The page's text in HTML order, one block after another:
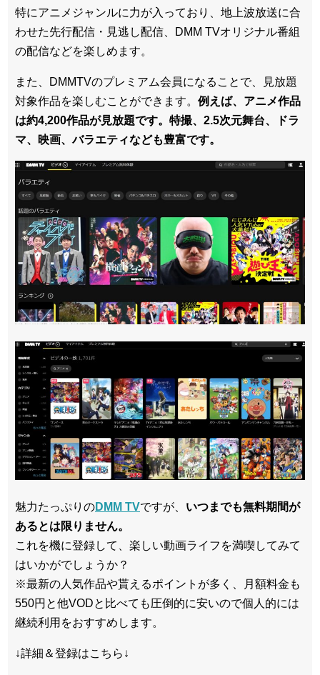
特にアニメジャンルに力が入っており、地上波放送に合
わせた先行配信・見逃し配信、DMM TVオリジナル番組
の配信などを楽しめます。
また、DMMTVのプレミアム会員になることで、見放題
対象作品を楽しむことができます。 例えば、アニメ作品
は約4,200作品が見放題です。特撮、2.5次元舞台、ドラ
マ、映画、バラエティなども豊富です。
魅力たっぷりのDMM TVですが、 いつまでも無料期間が
あるとは限りません。
これを機に登録して、楽しい動画ライフを満喫してみて
はいかがでしょうか？
※最新の人気作品や貰えるポイントが多く、月額料金も
550円と他VODと比べても圧倒的に安いので個人的には
継続利用をおすすめします。
↓詳細＆登録はこちら↓